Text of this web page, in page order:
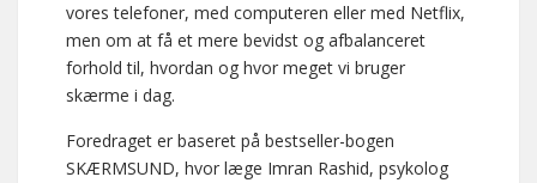
vores telefoner, med computeren eller med Netflix,
men om at få et mere bevidst og afbalanceret
forhold til, hvordan og hvor meget vi bruger
skærme i dag.
Foredraget er baseret på bestseller-bogen
SKÆRMSUND, hvor læge Imran Rashid, psykolog